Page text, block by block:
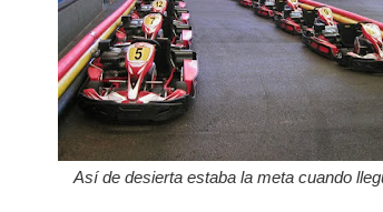
Así de desierta estaba la meta cuando